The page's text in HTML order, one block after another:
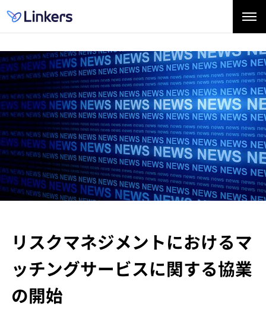
リスクマネジメントにおけるマ
ッチングサービスに関する協業
の開始